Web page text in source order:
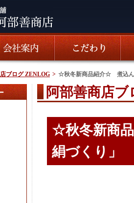
ブログ ZENLOG > ☆秋冬新商品紹介☆ 煮込ん
阿部善商店
☆秋冬新商
絹づくり」